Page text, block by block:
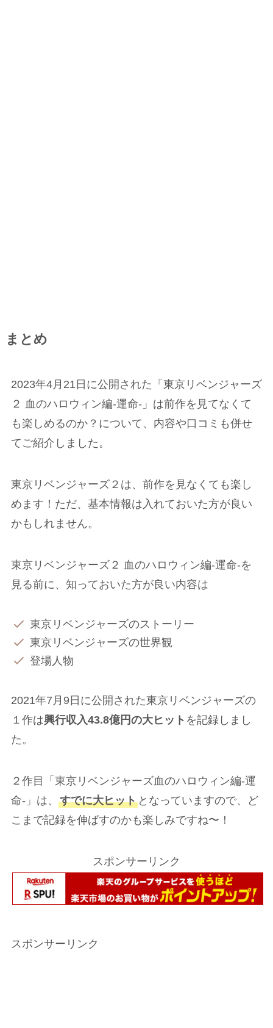
まとめ
2023年4月21日に公開された「東京リベンジャーズ
２ 血のハロウィン編-運命-」は前作を見てなくて
も楽しめるのか？について、内容や口コミも併せ
てご紹介しました。
東京リベンジャーズ２は、前作を見なくても楽し
めます！ただ、基本情報は入れておいた方が良い
かもしれません。
東京リベンジャーズ２ 血のハロウィン編-運命-を
見る前に、知っておいた方が良い内容は
東京リベンジャーズのストーリー
東京リベンジャーズの世界観
登場人物
2021年7月9日に公開された東京リベンジャーズの
１作は興行収入43.8億円の大ヒット を記録しまし
た。
２作目「東京リベンジャーズ血のハロウィン編-運
命-」は、 すでに大ヒットとなっていますので、ど
こまで記録を伸ばすのかも楽しみですね〜！
スポンサーリンク
スポンサーリンク